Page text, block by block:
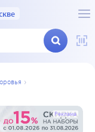
Реклама